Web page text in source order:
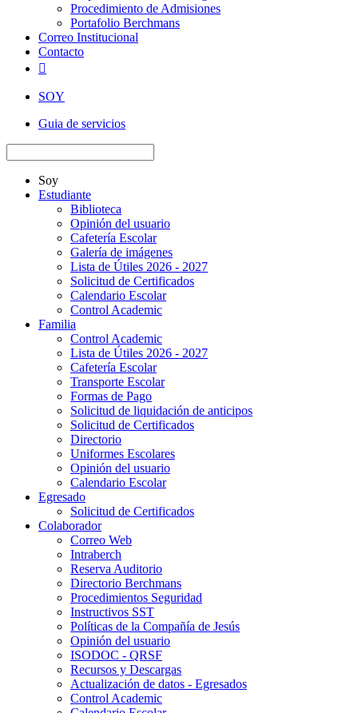
Procedimiento de Admisiones
Portafolio Berchmans
Correo Institucional
Contacto

SOY
Guia de servicios
Soy
Estudiante
Biblioteca
Opinión del usuario
Cafetería Escolar
Galería de imágenes
Lista de Útiles 2026 - 2027
Solicitud de Certificados
Calendario Escolar
Control Academic
Familia
Control Academic
Lista de Útiles 2026 - 2027
Cafetería Escolar
Transporte Escolar
Formas de Pago
Solicitud de liquidación de anticipos
Solicitud de Certificados
Directorio
Uniformes Escolares
Opinión del usuario
Calendario Escolar
Egresado
Solicitud de Certificados
Colaborador
Correo Web
Intraberch
Reserva Auditorio
Directorio Berchmans
Procedimientos Seguridad
Instructivos SST
Políticas de la Compañía de Jesús
Opinión del usuario
ISODOC - QRSF
Recursos y Descargas
Actualización de datos - Egresados
Control Academic